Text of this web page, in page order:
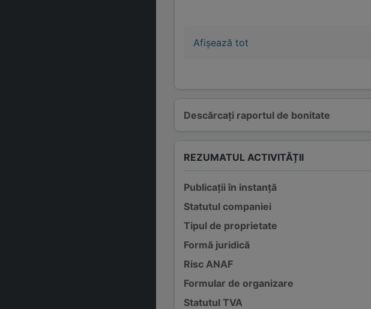
Descărcați raportul de bonitate
Afișează tot
REZUMATUL ACTIVITĂȚII
Publicații în instanță
Statutul companiei
Tipul de proprietate
Formă juridică
Risc ANAF
Formular de organizare
Statutul TVA